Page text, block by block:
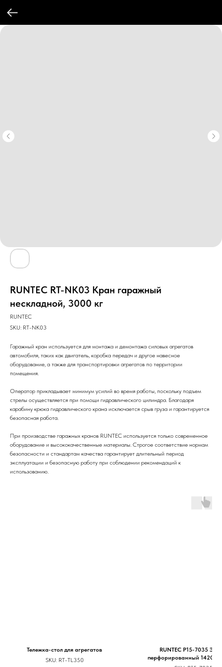
RUNTEC RT-NK03 Кран гаражный
нескладной, 3000 кг
RUNTEC
SKU: RT-NK03
Гаражный кран используется для монтажа и демонтажа силовых агрегатов
автомобиля, таких как двигатель, коробка передач и другое навесное
оборудование, а также для транспортировки агрегатов по территории
помещения.
Оператор прикладывает минимум усилий во время работы, поскольку подъем
стрелы осуществляется при помощи гидравлического цилиндра. Благодаря
карабину крюка гидравлического крана исключается срыв груза и гарантируется
безопасная работа.
При производстве гаражных кранов RUNTEC используется только современное
оборудование и высококачественные материалы. Строгое соответствие нормам
безопасности и стандартам качества гарантирует длительный период
эксплуатации и безопасную работу при соблюдении рекомендаций к
использованию.
Тележка-стол для агрегатов
SKU: RT-TL350
RUNTEC P15-7035
перфорированный
верстака 1500 (светло-